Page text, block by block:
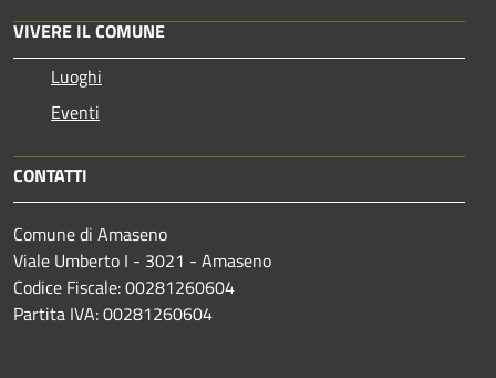
VIVERE IL COMUNE
Luoghi
Eventi
CONTATTI
Comune di Amaseno
Viale Umberto I - 3021 - Amaseno
Codice Fiscale: 00281260604
Partita IVA: 00281260604